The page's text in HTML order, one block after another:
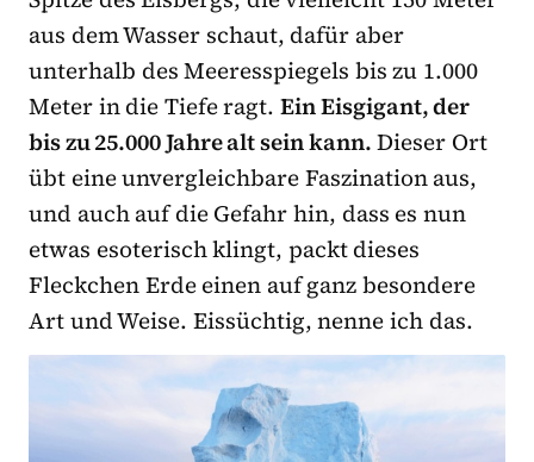
aus dem Wasser schaut, dafür aber
unterhalb des Meeresspiegels bis zu 1.000
Meter in die Tiefe ragt.Ein Eisgigant, der
bis zu 25.000 Jahre alt sein kann.Dieser Ort
übt eine unvergleichbare Faszination aus,
und auch auf die Gefahr hin, dass es nun
etwas esoterisch klingt, packt dieses
Fleckchen Erde einen auf ganz besondere
Art und Weise. Eissüchtig, nenne ich das.